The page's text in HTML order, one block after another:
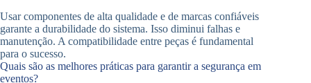
Usar componentes de alta qualidade e de marcas confiáveis
garante a durabilidade do sistema. Isso diminui falhas e
manutenção. A compatibilidade entre peças é fundamental
para o sucesso.
Quais são as melhores práticas para garantir a segurança em
eventos?